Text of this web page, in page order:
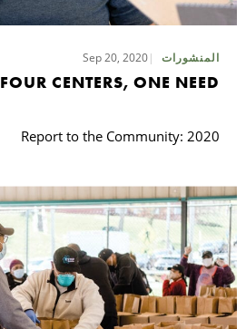
المنشورات Sep 20, 2020
FOUR CENTERS, ONE NEED
Report to the Community: 2020